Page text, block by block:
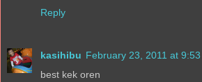
Reply
kasihibu February 23, 2011 at 9:53
best kek oren